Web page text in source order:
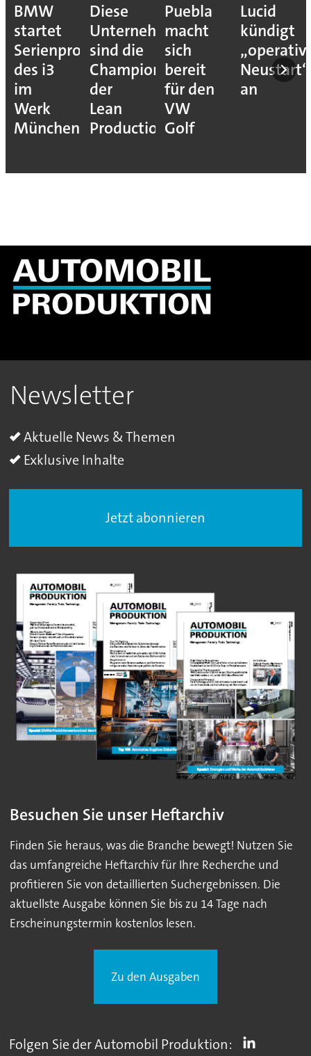
BMW
startet
Serienproduktion
des i3
im
Werk
München
Diese
Unternehmen
sind die
Champions
der
Lean
Production
Puebla
macht
sich
bereit
für den
VW
Golf
Lucid
kündigt
Neustart“
an
Newsletter
Aktuelle News & Themen
Exklusive Inhalte
Jetzt abonnieren
Besuchen Sie unser Heftarchiv
Finden Sie heraus, was die Branche bewegt! Nutzen Sie
das umfangreiche Heftarchiv für Ihre Recherche und
profitieren Sie von detaillierten Suchergebnissen. Die
aktuellste Ausgabe können Sie bis zu 14 Tage nach
Erscheinungstermin kostenlos lesen.
Zu den Ausgaben
Folgen Sie der Automobil Produktion: